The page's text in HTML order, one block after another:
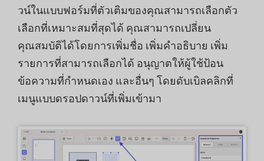
วน์ในแบบฟอร์มที่ตัวเติมของคุณสามารถเลือกตัว
เลือกที่เหมาะสมที่สุดได้ คุณสามารถเปลี่ยน
คุณสมบัติได้โดยการเพิ่มชื่อ เพิ่มคำอธิบาย เพิ่ม
รายการที่สามารถเลือกได้ อนุญาตให้ผู้ใช้ป้อน
ข้อความที่กำหนดเอง และอื่นๆ โดยดับเบิลคลิกที่
เมนูแบบดรอปดาวน์ที่เพิ่มเข้ามา